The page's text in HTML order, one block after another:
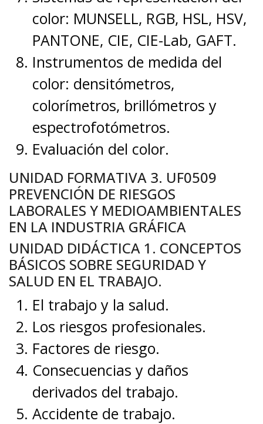
color: MUNSELL, RGB, HSL, HSV,
PANTONE, CIE, CIE-Lab, GAFT.
Instrumentos de medida del
color: densitómetros,
colorímetros, brillómetros y
espectrofotómetros.
Evaluación del color.
UNIDAD FORMATIVA 3. UF0509
PREVENCIÓN DE RIESGOS
LABORALES Y MEDIOAMBIENTALES
EN LA INDUSTRIA GRÁFICA
UNIDAD DIDÁCTICA 1. CONCEPTOS
BÁSICOS SOBRE SEGURIDAD Y
SALUD EN EL TRABAJO.
El trabajo y la salud.
Los riesgos profesionales.
Factores de riesgo.
Consecuencias y daños
derivados del trabajo.
Accidente de trabajo.